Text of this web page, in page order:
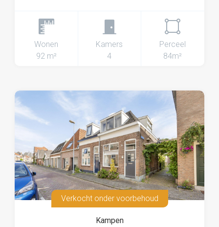
Wonen
92 m²
Kamers
4
Perceel
84m²
Verkocht onder voorbehoud
Kampen